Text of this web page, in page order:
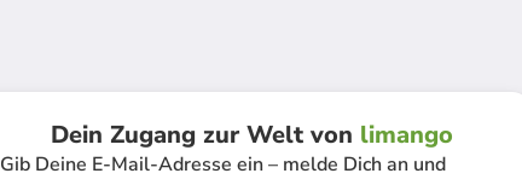
Dein Zugang zur Welt von limango
Gib Deine E-Mail-Adresse ein – melde Dich an und